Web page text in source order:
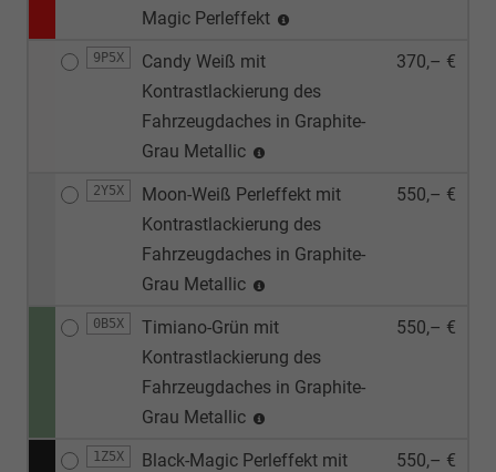
Magic Perleffekt
9P5X
Candy Weiß mit
Kontrastlackierung des
Fahrzeugdaches in Graphite-
Grau Metallic
370,– €
2Y5X
Moon-Weiß Perleffekt mit
Kontrastlackierung des
Fahrzeugdaches in Graphite-
Grau Metallic
550,– €
0B5X
Timiano-Grün mit
Kontrastlackierung des
Fahrzeugdaches in Graphite-
Grau Metallic
550,– €
1Z5X
Black-Magic Perleffekt mit
550,– €